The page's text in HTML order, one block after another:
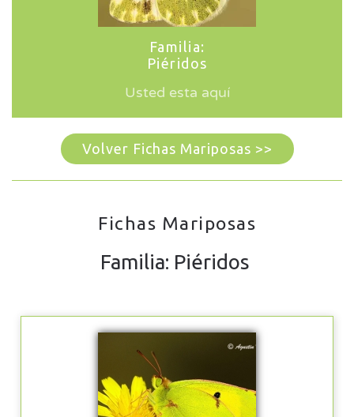
Familia:
Piéridos
Usted esta aquí
Volver Fichas Mariposas >>
Fichas Mariposas
Familia: Piéridos